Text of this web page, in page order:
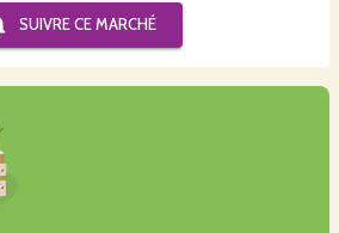
SUIVRE CE MARCHÉ